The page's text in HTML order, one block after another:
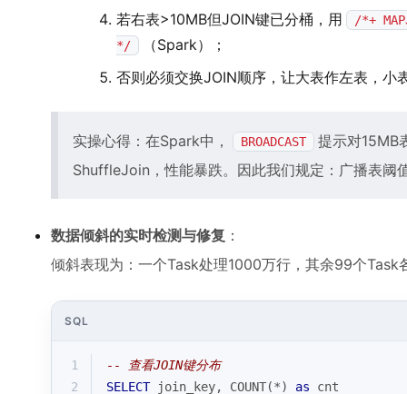
若右表>10MB但JOIN键已分桶，用
/*+
*/
（Spark）；
否则必须交换JOIN顺序，让大表作左表，小
实操心得：在Spark中， BROADCAST
提示对15MB
ShuffleJoin，性能暴跌。因此我们规定：广播表阈
数据倾斜的实时检测与修复 ：
倾斜表现为：一个Task处理1000万行，其余99个Task
SQL
1
-- 查看JOIN键分布
2
SELECT join_key, COUNT(*) as cnt